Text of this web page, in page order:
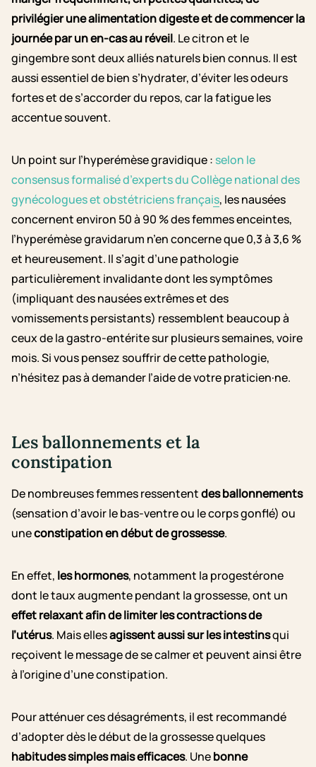
privilégier une alimentation digeste et de commencer la
journée par un en-cas au réveil. Le citron et le
gingembre sont deux alliés naturels bien connus. Il est
aussi essentiel de bien s’hydrater, d’éviter les odeurs
fortes et de s’accorder du repos, car la fatigue les
accentue souvent.
Un point surl’hyperémèse gravidique: selon le
consensus formalisé d’experts du Collège national des
gynécologues et obstétriciens français, les nausées
concernentenviron 50 à 90 % des femmes enceintes,
l’hyperémèse gravidarum n’en concerneque 0,3 à 3,6 %
et heureusement. Il s’agit d’unepathologie
particulièrement invalidantedont les symptômes
(impliquant des nausées extrêmes et des
vomissements persistants) ressemblent beaucoup à
ceux de la gastro-entérite sur plusieurs semaines, voire
mois. Si vous pensez souffrir de cette pathologie,
n’hésitez pas à demander l’aide de votre praticien·ne.
Les ballonnements et la
constipation
De nombreuses femmes ressententdes ballonnements
(sensation d’avoir le bas-ventre ou le corps gonflé) ou
uneconstipation en début de grossesse.
En effet, les hormones, notamment la progestérone
dont le taux augmente pendant la grossesse, ont un
effet relaxant afin de limiter les contractions de
l’utérus. Mais ellesagissent aussi sur les intestinsqui
reçoivent le message de se calmer et peuvent ainsi être
à l’origine d’une constipation.
Pour atténuer ces désagréments, il est recommandé
d’adopter dès le début de la grossesse quelques
habitudes simples mais efficaces. Unebonne